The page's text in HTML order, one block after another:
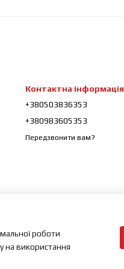
Контактна інформація
+380503836353
+380983605353
Передзвонити вам?
роботи
на використання